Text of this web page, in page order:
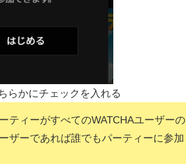
らかにチェックを入れる
ティーがすべてのWATCHAユーザーの
ザーであれば誰でもパーティーに参加